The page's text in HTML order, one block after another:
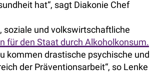
hat“, sagt Diakonie Chef
soziale und volkswirtschaftliche
für den Staat durch Alkoholkonsum.
kommen drastische psychische und
der Präventionsarbeit“, so Lenke